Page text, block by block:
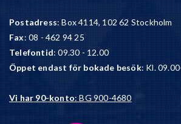
Postadress: Box 4114, 102 62 Stockholm
Fax: 08 - 462 94 25
Telefontid: 09.30 - 12.00
Öppet endast för bokade besök: Kl.
Vi har 90-konto: BG 900-4680